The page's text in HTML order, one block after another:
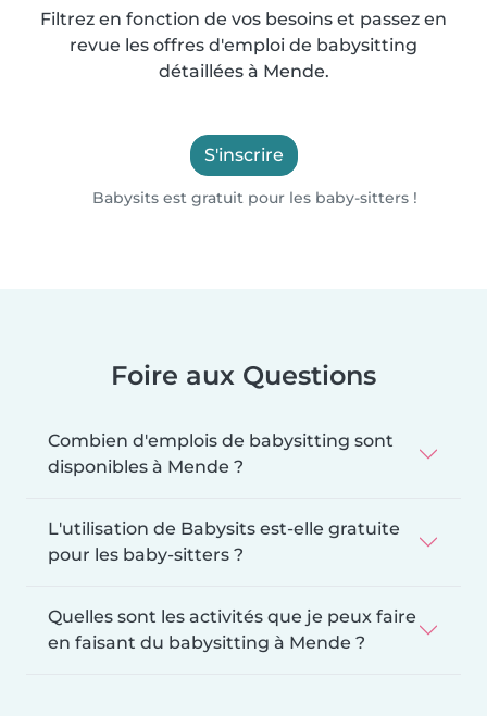
Filtrez en fonction de vos besoins et passez en
revue les offres d'emploi de babysitting
détaillées à Mende.
S'inscrire
Babysits est gratuit pour les baby-sitters !
Foire aux Questions
Combien d'emplois de babysitting sont
disponibles à Mende ?
L'utilisation de Babysits est-elle gratuite
pour les baby-sitters ?
Quelles sont les activités que je peux faire
en faisant du babysitting à Mende ?